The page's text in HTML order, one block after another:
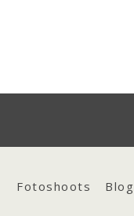
Fotoshoots Blog